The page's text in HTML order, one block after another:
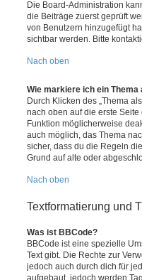
Die Board-Administration
die Beiträge zuerst geprüft
von Benutzern hinzugefügt
sichtbar werden. Bitte
Nach oben
Wie markiere ich ein Thema
Durch Klicken des „Thema
nach oben auf die erste
Funktion möglicherweise
auch möglich, das Thema
sicher, dass du die Regeln
Grund auf alte oder
Nach oben
Textformatierung und
Was ist BBCode?
BBCode ist eine spezielle
Text gibt. Die Rechte zur
jedoch auch durch dich für
aufgebaut, jedoch werden